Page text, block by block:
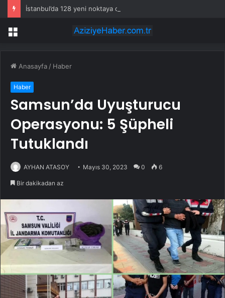
İstanbul’da 128 yeni noktaya daha EDS geliyor
Menü
Anasayfa / Haber
Haber
Samsun’da Uyuşturucu
Operasyonu: 5 Şüpheli
Tutuklandı
AYHAN ATASOY Mayıs 30, 2023 0 6
Bir dakikadan az